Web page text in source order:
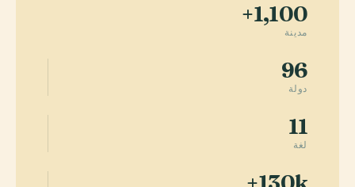
1,100+
مدينة
96
دولة
11
لغة